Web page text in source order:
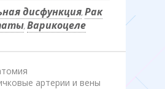
дисфункция, Рак
, Варикоцеле
артерии и вены